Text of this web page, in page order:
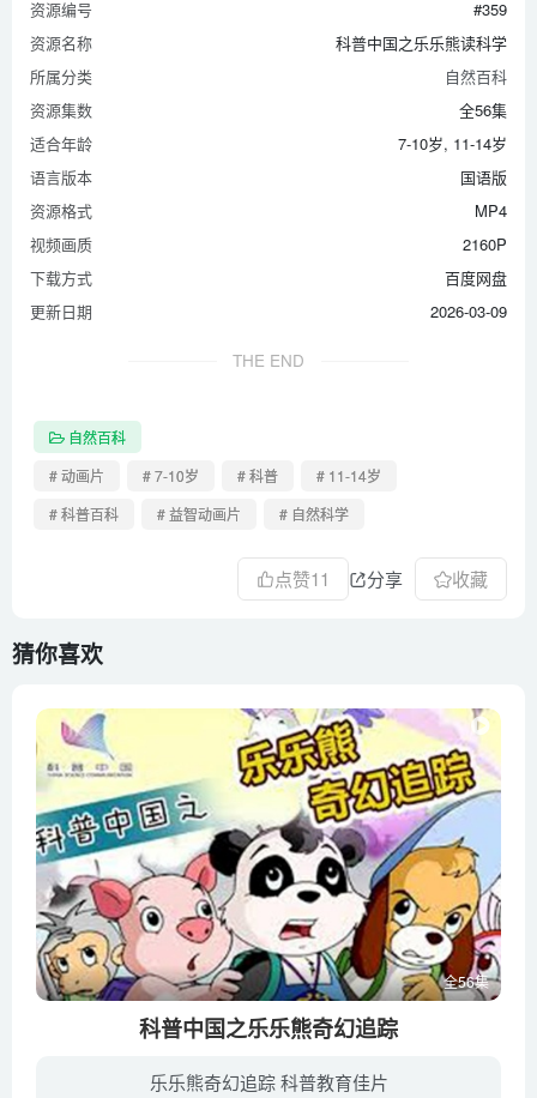
资源编号
#359
资源名称
科普中国之乐乐熊读科学
所属分类
自然百科
资源集数
全56集
适合年龄
7-10岁, 11-14岁
语言版本
国语版
资源格式
MP4
视频画质
2160P
下载方式
百度网盘
更新日期
2026-03-09
THE END
自然百科
# 动画片
# 7-10岁 # 科普
# 11-14岁
# 科普百科
# 益智动画片 # 自然科学
点赞11 分享 收藏
猜你喜欢
全56集
科普中国之乐乐熊奇幻追踪
乐乐熊奇幻追踪 科普教育佳片